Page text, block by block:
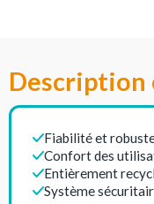
Description
Fiabilité et
Confort des
Entièrement
Système